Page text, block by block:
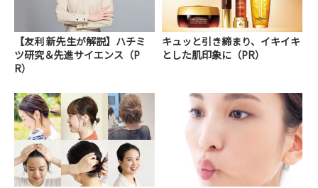
【友利 新先生が解説】ハチミ
ツ研究＆先進サイエンス（P
R）
キュッと引き締まり、イキイキ
とした肌印象に（PR）